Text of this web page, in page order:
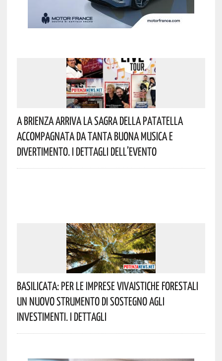
A Brienza Arriva La Sagra Della Patatella
Accompagnata Da Tanta Buona Musica E
Divertimento. I Dettagli Dell’evento
Basilicata: Per Le Imprese Vivaistiche Forestali
Un Nuovo Strumento Di Sostegno Agli
Investimenti. I Dettagli